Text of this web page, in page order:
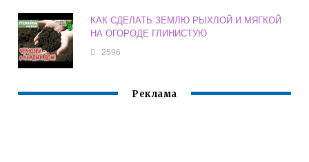
КАК СДЕЛАТЬ ЗЕМЛЮ РЫХЛОЙ И МЯГКОЙ
НА ОГОРОДЕ ГЛИНИСТУЮ
2596
Реклама